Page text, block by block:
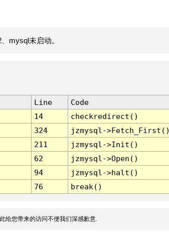
mysql未启动。
Line
Code
14
checkredirect()
324
jzmysql-
211
jzmysql->Init()
62
jzmysql->Open()
94
jzmysql->halt()
76 break()
给您带来的访问不便我们深感歉意.